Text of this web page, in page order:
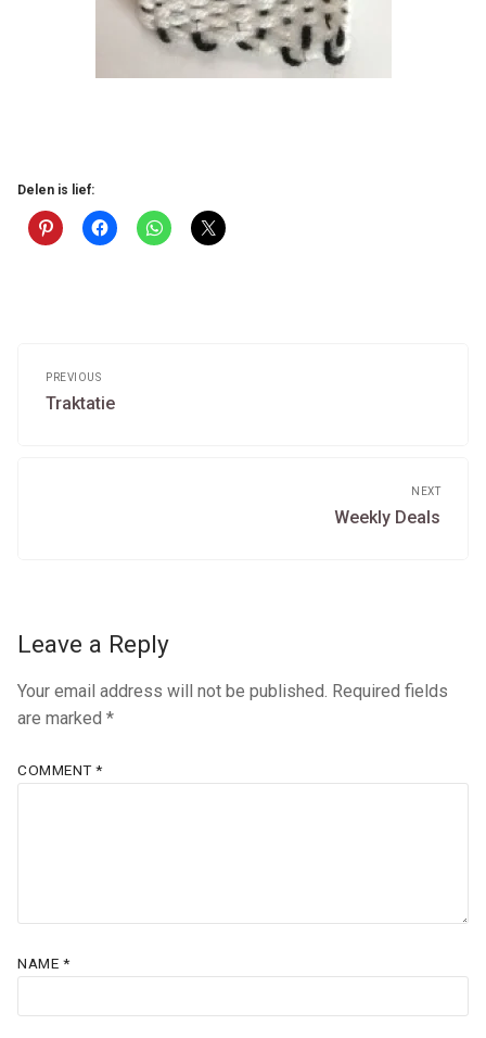
Delen is lief:
navigation
PREVIOUS
Previous
Traktatie
NEXT
Weekly Deals
Leave a Reply
Your email address will not be published. Required fields
are marked *
COMMENT*
NAME *